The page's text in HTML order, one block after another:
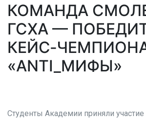
КОМАНДА
ГСХА —
«ANTI_МИФЫ»
Студенты Академии приняли